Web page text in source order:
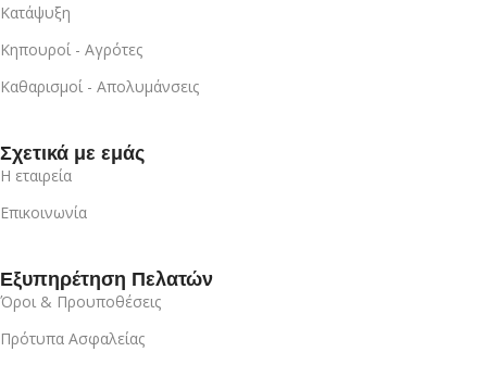
Κατάψυξη
Κηπουροί - Αγρότες
Καθαρισμοί - Απολυμάνσεις
Σχετικά με εμάς
Η εταιρεία
Επικοινωνία
Εξυπηρέτηση Πελατών
Όροι & Προυποθέσεις
Πρότυπα Ασφαλείας